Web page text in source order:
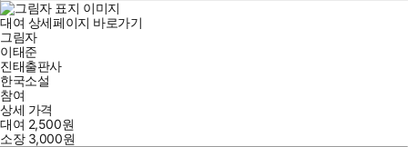
대여 상세페이지 바로가기
그림자
이태준
진태출판사
한국소설
참여
상세 가격
대여 2,500원
소장 3,000원